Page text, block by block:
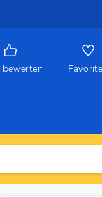
bewerten